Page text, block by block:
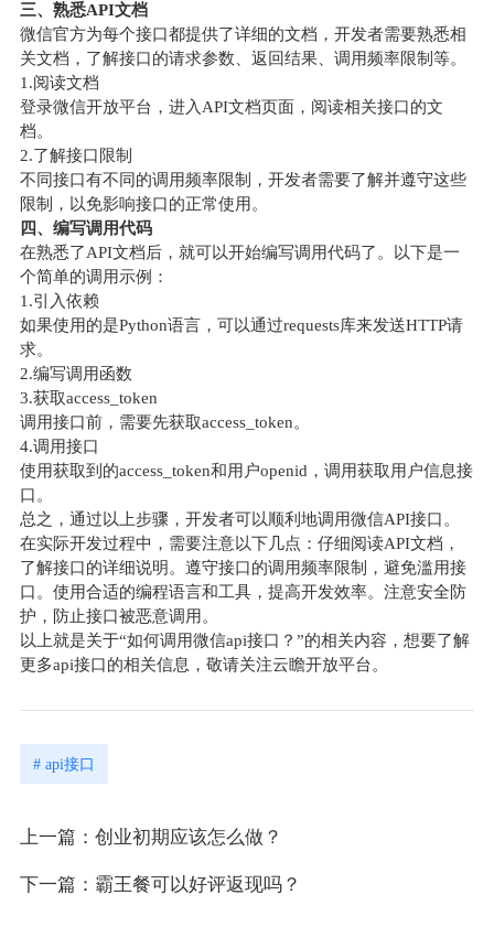
三、熟悉API文档
微信官方为每个接口都提供了详细的文档，开发者需要熟悉相
关文档，了解接口的请求参数、返回结果、调用频率限制等。
1.阅读文档
登录微信开放平台，进入API文档页面，阅读相关接口的文
档。
2.了解接口限制
不同接口有不同的调用频率限制，开发者需要了解并遵守这些
限制，以免影响接口的正常使用。
四、编写调用代码
在熟悉了API文档后，就可以开始编写调用代码了。以下是一
个简单的调用示例：
1.引入依赖
如果使用的是Python语言，可以通过requests库来发送HTTP请
求。
2.编写调用函数
3.获取access_token
调用接口前，需要先获取access_token。
4.调用接口
使用获取到的access_token和用户openid，调用获取用户信息接
口。
总之，通过以上步骤，开发者可以顺利地调用微信API接口。
在实际开发过程中，需要注意以下几点：仔细阅读API文档，
了解接口的详细说明。遵守接口的调用频率限制，避免滥用接
口。使用合适的编程语言和工具，提高开发效率。注意安全防
护，防止接口被恶意调用。
以上就是关于“如何调用微信api接口？”的相关内容，想要了解
更多api接口的相关信息，敬请关注云瞻开放平台。
# api接口
上一篇：创业初期应该怎么做？
下一篇：霸王餐可以好评返现吗？